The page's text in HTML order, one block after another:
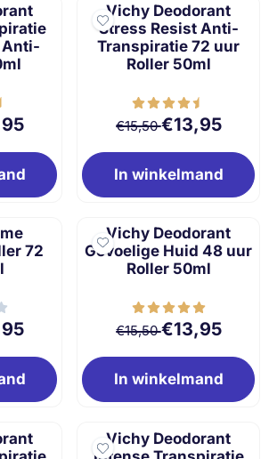
Anti-
voor 13,95
Vichy Deodorant
Stress Resist Anti-
Transpiratie 72 uur
Roller 50ml
Van 15,50 voor
€15,50€13,95
In winkelmand
72
voor 13,95
Vichy Deodorant
Gevoelige Huid 48 uur
Roller 50ml
Van 15,50 voor
€15,50€13,95
In winkelmand
Vichy Deodorant